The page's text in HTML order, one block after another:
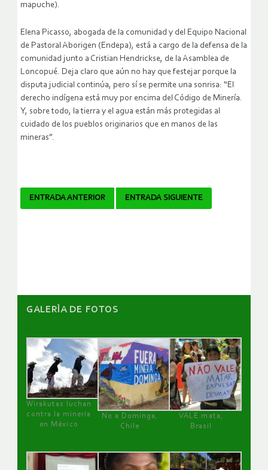
mapuche).
Elena Picasso, abogada de la comunidad y del Equipo Nacional
de Pastoral Aborigen (Endepa), está a cargo de la defensa de la
comunidad junto a Cristian Hendrickse, de la Asamblea de
Loncopué. Deja claro que aún no hay que festejar porque la
disputa judicial continúa, pero sí se permite una sonrisa: “El
derecho indígena está muy por encima del Código de Minería.
Y, sobre todo, la tierra y el agua están más protegidas al
cuidado de los pueblos originarios que en manos de las
mineras”.
Navegador
ENTRADA ANTERIOR ENTRADA SIGUIENTE
GALERÌA DE FOTOS
Wirakutas luchan
contra la minería
en México
No a Dominga,
Chile
VALE mata,
Brasil